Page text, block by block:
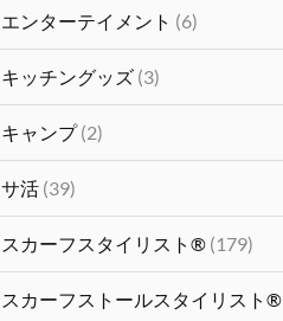
エンターテイメント (6)
キッチングッズ (3)
キャンプ(2)
サ活 (39)
スカーフスタイリスト® (179)
スカーフストールスタイリスト®